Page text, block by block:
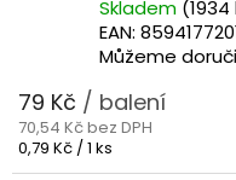
Skladem
EAN:
Můžeme
79 Kč / balení
70,54 Kč bez DPH
Měrná
cena:
0,79 Kč / 1 ks